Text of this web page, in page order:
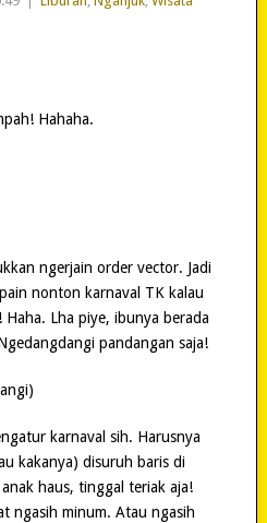
Hahaha.
ngerjain order vector. Jadi
nonton karnaval TK kalau
Lha piye, ibunya berada
pandangan saja!
karnaval sih. Harusnya
kakanya) disuruh baris di
haus, tinggal teriak aja!
ngasih minum. Atau ngasih